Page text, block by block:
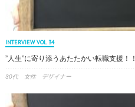
INTERVIEW VOL 34
”人生”に寄り添うあたたかい転職支援！！
30代 女性 デザイナー